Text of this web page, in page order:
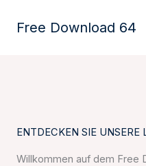
InhaltFree Download 64
ENTDECKEN SIE UNSERE
Willkommen auf dem Free